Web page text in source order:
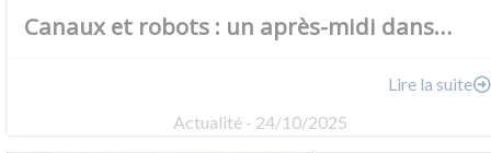
Canaux et robots : un après-midi dans…
Lire la suite
Actualité - 24/10/2025